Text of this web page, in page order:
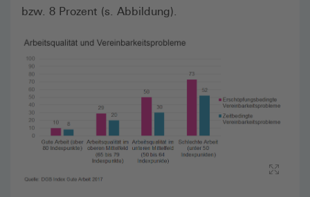
bzw. 8 Prozent (s. Abbildung).